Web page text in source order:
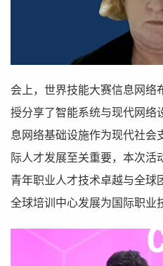
会上，世界技能大赛信息网络
授分享了智能系统与现代网络
息网络基础设施作为现代社会
际人才发展至关重要，本次活
青年职业人才技术卓越与全球
全球培训中心发展为国际职业